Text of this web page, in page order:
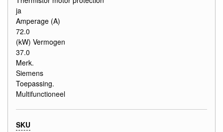
ja
Amperage (A)
72.0
(kW) Vermogen
37.0
Merk.
Siemens
Toepassing.
Multifunctioneel
SKU